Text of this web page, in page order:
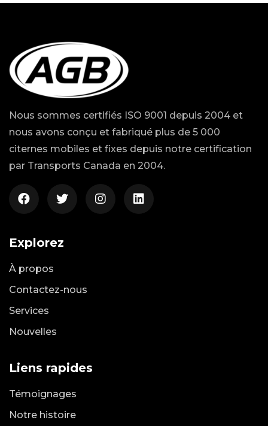
Nous sommes certifiés ISO 9001 depuis 2004 et
nous avons conçu et fabriqué plus de 5 000
citernes mobiles et fixes depuis notre certification
par Transports Canada en 2004.
Explorez
À propos
Contactez-nous
Services
Nouvelles
Liens rapides
Témoignages
Notre histoire